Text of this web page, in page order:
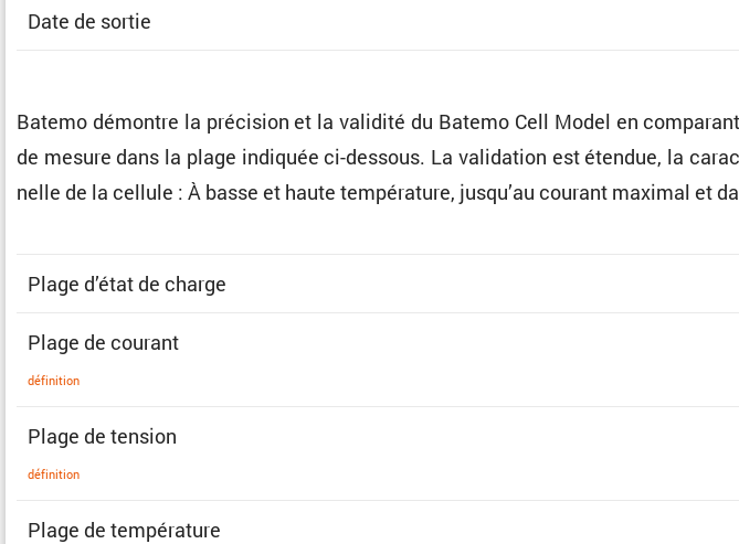
Date de sortie
Batemo démontre la préci­sion et la validité du Batemo Cell Model en
de mesure dans la plage indiquée ci-dessous. La valida­tion est étendue, la
nelle de la cellule : À basse et haute tempé­ra­ture, jusqu’au courant maximal et
Plage d’état de charge
Plage de courant
défini­tion
Plage de tension
défini­tion
Plage de température